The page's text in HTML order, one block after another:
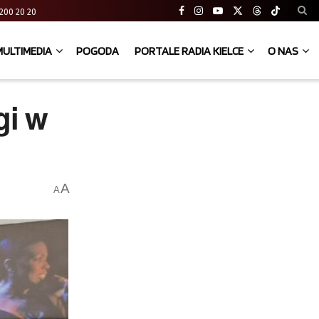
200 20 20
POGODA PORTALE RADIA KIELCE O NAS
w
AA